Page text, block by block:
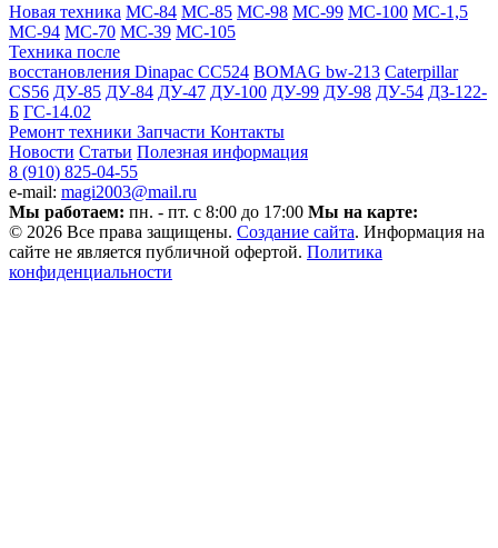
Новая техника МС-84 МС-85 МС-98 МС-99 МС-100 МС-1,5
МС-94 МС-70 МС-39 МС-105
Техника после
восстановления Dinapac СС524 BOMAG bw-213 Caterpillar
CS56 ДУ-85 ДУ-84 ДУ-47 ДУ-100 ДУ-99 ДУ-98 ДУ-54 ДЗ-122-
Б ГС-14.02
Ремонт техники Запчасти Контакты
Новости Статьи Полезная информация
8 (910) 825-04-55
e-mail: magi2003@mail.ru
Мы работаем: пн. - пт. с 8:00 до 17:00 Мы на карте:
© 2026 Все права защищены. Создание сайта. Информация на
сайте не является публичной офертой. Политика
конфиденциальности